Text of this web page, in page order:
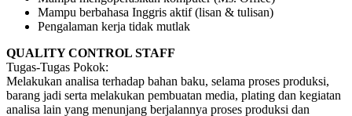
Mampu berbahasa Inggris aktif (lisan & tulisan)
Pengalaman kerja tidak mutlak
QUALITY CONTROL STAFF
Tugas-Tugas Pokok:
Melakukan analisa terhadap bahan baku, selama proses produksi,
barang jadi serta melakukan pembuatan media, plating dan kegiatan
analisa lain yang menunjang berjalannya proses produksi dan